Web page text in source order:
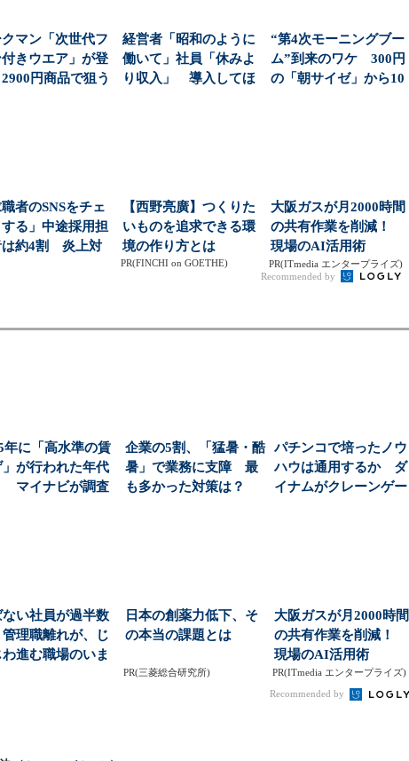
クマン「次世代フ
付きウエア」が登
円商品で狙う
経営者「昭和のように
働いて」社員「休みよ
り収入」 導入してほ
“第4次モーニングブー
ム”到来のワケ 300円
の「朝サイゼ」から10
職者のSNSをチェ
する」中途採用担
は約4割 炎上対
【西野亮廣】つくりた
いものを追求できる環
境の作り方とは
PR(FINCHI on GOETHE)
大阪ガスが月2000時間
の共有作業を削減！
現場のAI活用術
PR(ITmedia エンタープライズ)
Recommended by
年に「高水準の賃
」が行われた年代
マイナビが調査
企業の5割、「猛暑・酷
暑」で業務に支障 最
も多かった対策は？
パチンコで培ったノウ
ハウは通用するか ダ
イナムがクレーンゲー
ない社員が過半数
理職離れが、じ
進む職場のいま
日本の創薬力低下、そ
の本当の課題とは
PR(三菱総合研究所)
大阪ガスが月2000時間
の共有作業を削減！
現場のAI活用術
PR(ITmedia エンタープライズ)
Recommended by